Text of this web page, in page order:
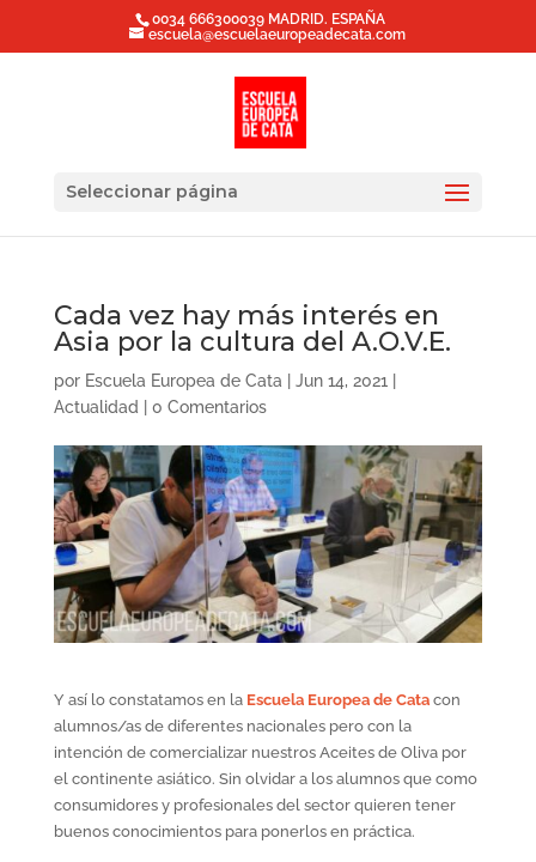
0034 666300039 MADRID. ESPAÑA
escuela@escuelaeuropeadecata.com
Seleccionar página
Cada vez hay más interés en
Asia por la cultura del A.O.V.E.
por Escuela Europea de Cata Jun 14, 2021
Actualidad
0 Comentarios
Y así lo constatamos en la Escuela Europea de Catacon
alumnos/as de diferentes nacionales pero con la
intención de comercializar nuestros Aceites de Oliva por
el continente asiático. Sin olvidar a los alumnos que como
consumidores y profesionales del sector quieren tener
buenos conocimientos para ponerlos en práctica.